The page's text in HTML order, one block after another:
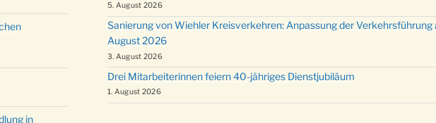
in
5. August 2026
Sanierung von Wiehler Kreisverkehren: Anpassung der Verkehrsführung
August 2026
3. August 2026
Drei Mitarbeiterinnen feiern 40-jähriges Dienstjubiläum
1. August 2026